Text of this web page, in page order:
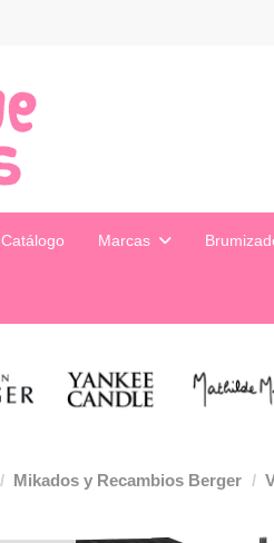
Catálogo Marcas
Mikados y Recambios Berger